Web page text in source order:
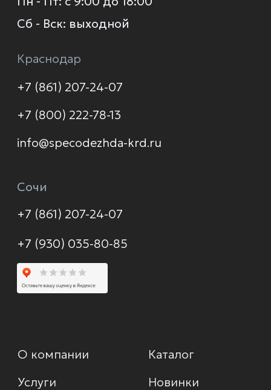
О компании
Доставка и оплата
© 2026 Формула защиты
Контакты
Распродажа